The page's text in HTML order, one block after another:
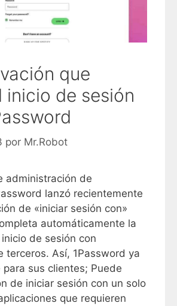
que
de sesión
por Mr.Robot
administración de
lanzó recientemente
de «iniciar sesión con»
automáticamente la
de sesión con
terceros. Así, 1Password ya
sus clientes; Puede
de iniciar sesión con un solo
que requieren